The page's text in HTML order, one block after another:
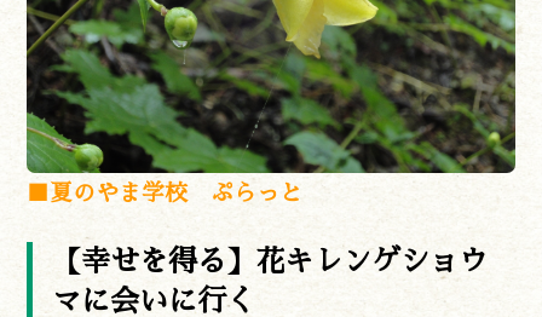
■夏のやま学校 ぷらっと
【幸せを得る】花キレンゲショウ
マに会いに行く